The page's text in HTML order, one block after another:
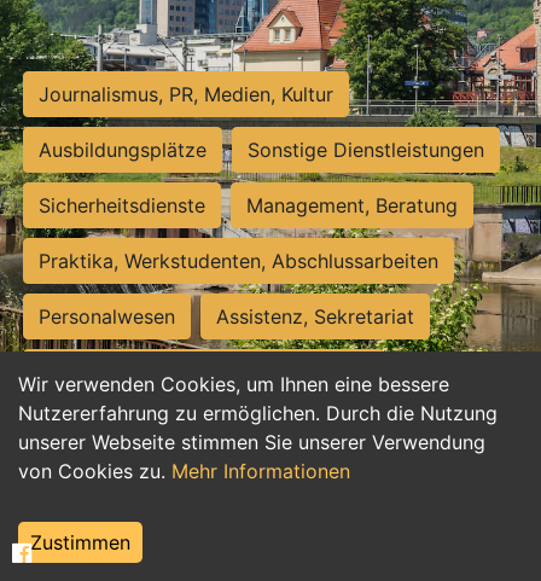
Wir verwenden Cookies, um Ihnen eine bessere
Nutzererfahrung zu ermöglichen. Durch die Nutzung
unserer Webseite stimmen Sie unserer Verwendung
von Cookies zu. Mehr Informationen
Zustimmen
Journalismus, PR, Medien, Kultur
Ausbildungsplätze Sonstige Dienstleistungen
Sicherheitsdienste Management, Beratung
Praktika, Werkstudenten, Abschlussarbeiten
Personalwesen Assistenz, Sekretariat
Hilfskräfte, Aushilfs- und Nebenjobs
Einkauf, Logistik, Materialwirtschaft
Weiterbildung, Studium, duale Ausbildung
Tourismus